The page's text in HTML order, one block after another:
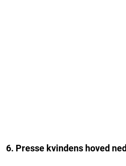
6. Presse kvindens hoved ned